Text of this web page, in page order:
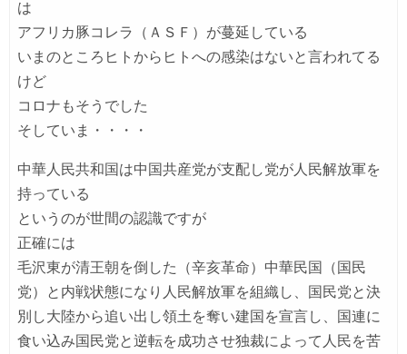
は
アフリカ豚コレラ（ＡＳＦ）が蔓延している
いまのところヒトからヒトへの感染はないと言われてる
けど
コロナもそうでした
そしていま・・・・
中華人民共和国は中国共産党が支配し党が人民解放軍を
持っている
というのが世間の認識ですが
正確には
毛沢東が清王朝を倒した（辛亥革命）中華民国（国民
党）と内戦状態になり人民解放軍を組織し、国民党と決
別し大陸から追い出し領土を奪い建国を宣言し、国連に
食い込み国民党と逆転を成功させ独裁によって人民を苦